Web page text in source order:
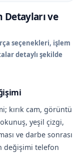
Detayları ve
seçenekleri, işlem
detaylı şekilde
kırık cam, görüntü
yeşil çizgi,
ve darbe sonrası
değişimi telefon